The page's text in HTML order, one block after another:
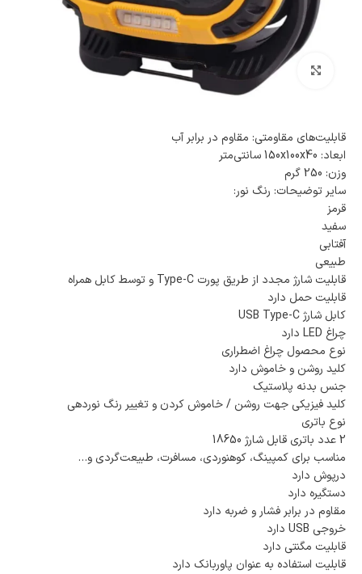
بزرگنمایی تصویر
قابلیت‌های مقاومتی: مقاوم در برابر آب
ابعاد: 150x100x40 سانتی‌متر
وزن: 250 گرم
سایر توضیحات: رنگ نور:
قرمز
سفید
آفتابی
طبیعی
قابلیت شارژ مجدد از طریق پورت Type-C و توسط کابل همراه
قابلیت حمل دارد
کابل شارژ USB Type-C
چراغ LED دارد
نوع محصول چراغ اضطراری
کلید روشن و خاموش دارد
جنس بدنه پلاستیک
کلید فیزیکی جهت روشن / خاموش کردن و تغییر رنگ نوردهی
نوع باتری
2 عدد باتری قابل شارژ 18650
مناسب برای کمپینگ، کوهنوردی، مسافرت، طبیعت‌گردی و…
درپوش دارد
دستگیره دارد
مقاوم در برابر فشار و ضربه دارد
خروجی USB دارد
قابلیت مگنتی دارد
قابلیت استفاده به عنوان پاوربانک دارد